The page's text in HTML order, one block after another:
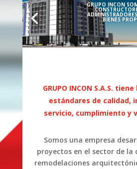
GRUPO INCON
BIENES
GRUPO INCON S.A.S.
estándares de calidad,
servicio, cumplimiento y
Somos una empresa
proyectos en el sector de la
remodelaciones